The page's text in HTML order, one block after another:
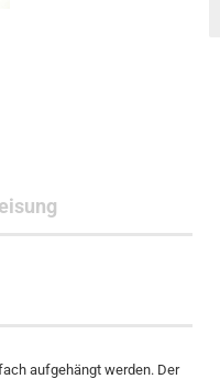
aufgehängt werden. Der